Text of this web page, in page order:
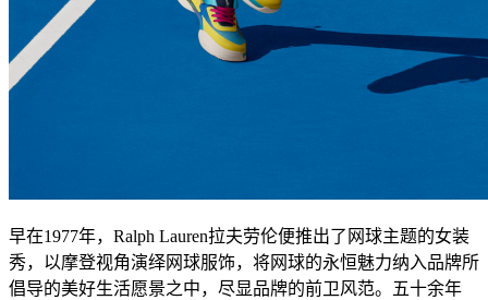
早在1977年，Ralph Lauren拉夫劳伦便推出了网球主题的女装
秀，以摩登视角演绎网球服饰，将网球的永恒魅力纳入品牌所
倡导的美好生活愿景之中，尽显品牌的前卫风范。五十余年